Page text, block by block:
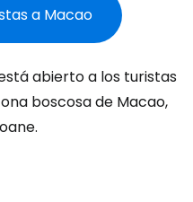
a Macao
abierto a los turistas
boscosa de Macao,